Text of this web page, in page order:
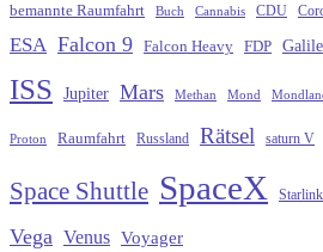
bemannte Raumfahrt Buch Cannabis CDU
ESA Falcon 9 Falcon Heavy FDP
ISS Jupiter Mars Methan Mond
Proton Raumfahrt Russland Rätsel saturn V
Space Shuttle SpaceX Starlink
Vega Venus Voyager